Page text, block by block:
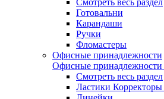
Смотреть весь раздел
Готовальни
Карандаши
Ручки
Фломастеры
Офисные принадлежности
Офисные принадлежности
Смотреть весь раздел
Ластики